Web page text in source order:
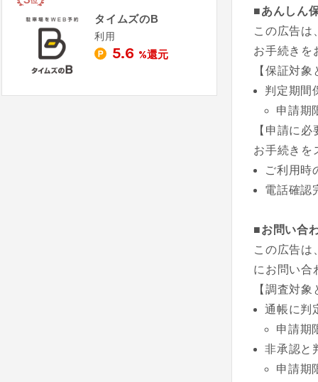
■あんしん
この広告は
お手続きを
【保証対
判定期間
申請期
【申請に
お手続きを
ご利用時
電話確認
■お問い合
この広告は
にお問い合
【調査対
通帳に判
申請期
非承認と
申請期
タイムズのB
利用
5.6 %還元